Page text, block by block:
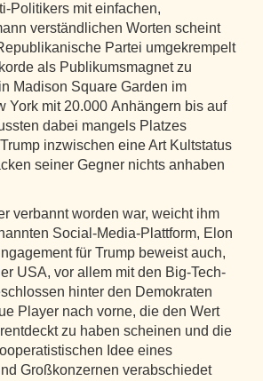
Politikers mit einfachen,
verständlichen Worten scheint
Partei umgekrempelt
als Publikumsmagnet zu
Madison Square Garden im
York mit 20.000 Anhängern bis auf
dabei mangels Platzes
inzwischen eine Art Kultstatus
seiner Gegner nichts anhaben
verbannt worden war, weicht ihm
Social-Media-Plattform, Elon
für Trump beweist auch,
USA, vor allem mit den Big-Tech-
hinter den Demokraten
Player nach vorne, die den Wert
zu haben scheinen und die
Idee eines
Großkonzernen verabschiedet